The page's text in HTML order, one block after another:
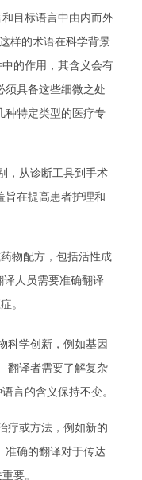
目标语言中由内而外
样的术语在科学背景
的作用，其含义会有
须具备这些细微之处
种特定类型的医疗专
，从诊断工具到手术
旨在提高患者护理和
物配方，包括活性成
人员需要准确翻译
。
科学创新，例如基因
翻译者需要了解复杂
言的含义保持不变。
疗或方法，例如新的
准确的翻译对于传达
要。